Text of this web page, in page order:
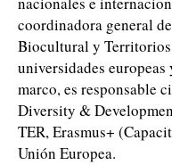
coordinadora general
Biocultural y
universidades
marco, es responsable
Diversity &
TER, Erasmus+
Unión Europea.